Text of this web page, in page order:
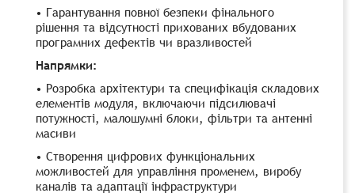
• Гарантування повної безпеки фінального
рішення та відсутності прихованих вбудованих
програмних дефектів чи вразливостей
Напрямки:
• Розробка архітектури та специфікація складових
елементів модуля, включаючи підсилювачі
потужності, малошумні блоки, фільтри та антенні
масиви
• Створення цифрових функціональних
можливостей для управління променем, виробу
каналів та адаптації інфраструктури